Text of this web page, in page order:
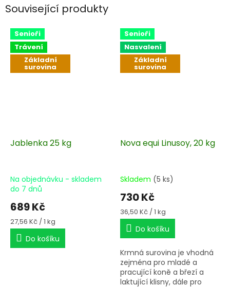
Související produkty
Senioři
Trávení
Základní
surovina
Jablenka 25 kg
Na objednávku - skladem
do 7 dnů
689 Kč
Měrná
cena:
27,56 Kč / 1 kg
Do košíku
Senioři
Nasvalení
Základní
surovina
Nova equi Linusoy, 20 kg
Skladem (5 ks)
730 Kč
Měrná
cena:
36,50 Kč / 1 kg
Do košíku
Krmná surovina je vhodná
zejména pro mladé a
pracující koně a březí a
laktující klisny, dále pro